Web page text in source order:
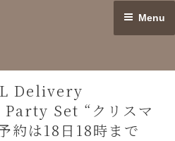
Menu
Delivery
Set “クリスマ
約は18日18時まで